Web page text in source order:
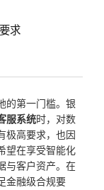
求
的第一门槛。银
服系统时，对数
极高要求，也因
望在享受智能化
与客户资产。在
金融级合规要